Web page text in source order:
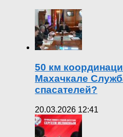
50 км
Махачкале
спасателей?
20.03.2026 12:41